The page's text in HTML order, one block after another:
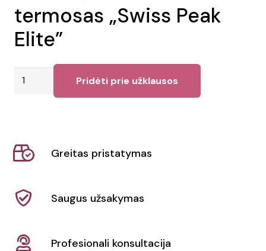
termosas „Swiss Peak
Elite”
produkto
termosas
Peak
Elite"
Pridėti prie užklausos
Greitas pristatymas
Saugus užsakymas
Profesionali konsultacija